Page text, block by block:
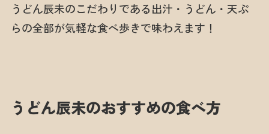
うどん辰未のこだわりである出汁・うどん・天ぷ
らの全部が気軽な食べ歩きで味わえます！
うどん辰未のおすすめの食べ方